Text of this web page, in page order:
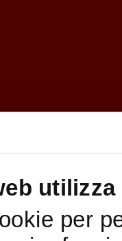
utilizza
per